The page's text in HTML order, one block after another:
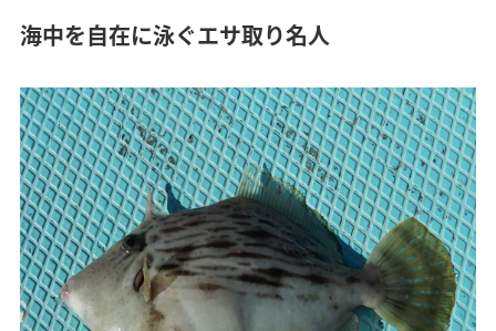
海中を自在に泳ぐエサ取り名人